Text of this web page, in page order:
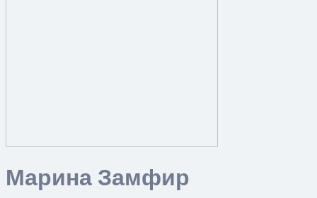
Марина Замфир